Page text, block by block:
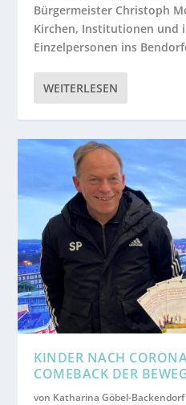
Bürgermeister Christoph
Kirchen, Institutionen und
Einzelpersonen ins
WEITERLESEN
KINDER NACH
COMEBACK DER
von Katharina Göbel-Backendorf